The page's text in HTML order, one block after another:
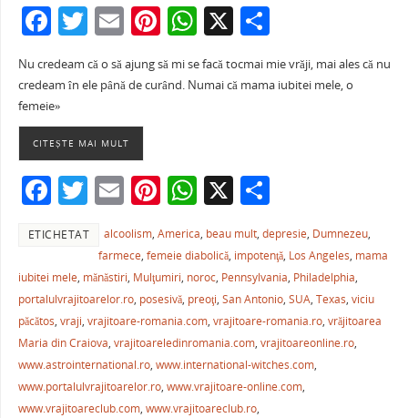
F
a
c
e
b
o
o
k
T
w
itt
E
m
ai
Pi
nt
er
W
h
at
p
p
X P
ar
ta
ză
Nu credeam că o să ajung să mi se facă tocmai mie vrăji, mai ales că nu
credeam în ele până de curând. Numai că mama iubitei mele, o
femeie»
CITEȘTE MAI MULT
F
c
e
b
o
o
k
T
itt
er
E
m
ai
l
Pi
nt
er
e
st
W
h
at
s
A
p
p
X P
ta
je
a
ză
ETICHETAT alcoolism,America, beau mult,depresie, Dumnezeu,
farmece,femeie diabolică, impotenţă, Los Angeles, mama
iubitei mele, mănăstiri, Mulţumiri, noroc, Pennsylvania, Philadelphia,
portalulvrajitoarelor.ro, posesivă, preoţi, San Antonio, SUA, Texas, viciu
păcătos, vraji, vrajitoare-romania.com, vrajitoare-romania.ro, vrăjitoarea
Maria din Craiova, vrajitoareledinromania.com, vrajitoareonline.ro,
www.astrointernational.ro, www.international-witches.com,
www.portalulvrajitoarelor.ro, www.vrajitoare-online.com,
www.vrajitoareclub.com, www.vrajitoareclub.ro,